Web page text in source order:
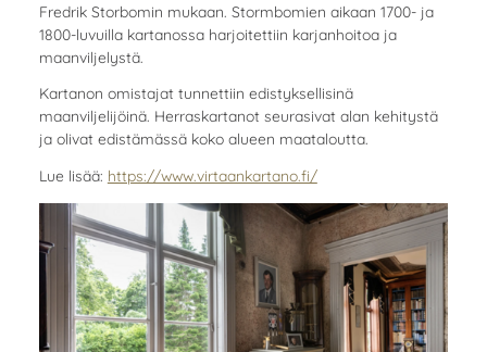
Fredrik Storbomin mukaan. Stormbomien aikaan 1700- ja
1800-luvuilla kartanossa harjoitettiin karjanhoitoa ja
maanviljelystä.
Kartanon omistajat tunnettiin edistyksellisinä
maanviljelijöinä. Herraskartanot seurasivat alan kehitystä
ja olivat edistämässä koko alueen maataloutta.
Lue lisää: https://www.virtaankartano.fi/